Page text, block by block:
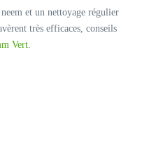
et un nettoyage régulier
très efficaces, conseils
Vert